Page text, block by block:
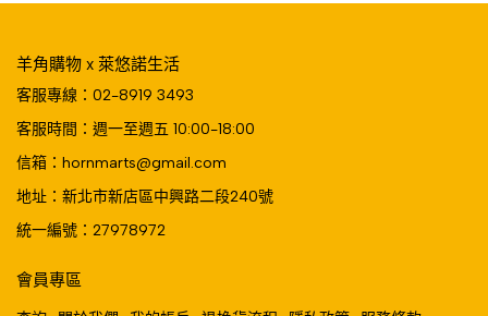
羊角購物 x 萊悠諾生活
客服專線：02-8919 3493
客服時間：週一至週五 10:00-18:00
信箱：hornmarts@gmail.com
地址：新北市新店區中興路二段240號
統一編號：27978972
會員專區